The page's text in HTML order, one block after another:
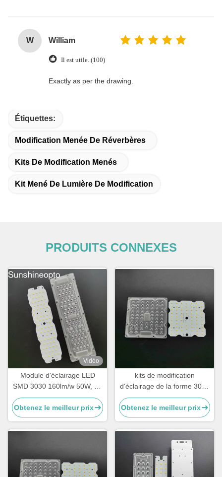
W William
Il est utile. (100)
Exactly as per the drawing.
Étiquettes:
Modification Menée De Réverbères
Kits De Modification Menés
Kit Mené De Lumière De Modification
PRODUITS CONNEXES
Vidéo
Module d'éclairage LED
SMD 3030 160lm/w 50W, Kit
de rénovation pour
réverbère LED avec lentille
optique PC
Obtenez le meilleur prix
kits de modification
d'éclairage de la forme 3030
LED de place de 50W
150lm/w 64 LED pour la
lampe de route
Obtenez le meilleur prix